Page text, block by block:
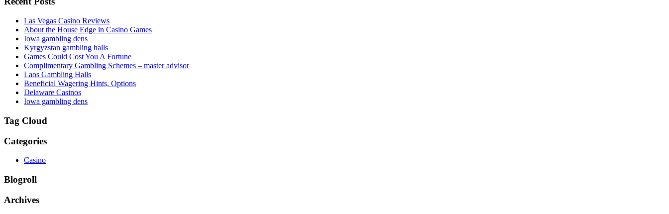
Las Vegas Casino Reviews
About the House Edge in Casino Games
Iowa gambling dens
Kyrgyzstan gambling halls
Games Could Cost You A Fortune
Complimentary Gambling Schemes – master advisor
Laos Gambling Halls
Beneficial Wagering Hints, Options
Delaware Casinos
Iowa gambling dens
Tag Cloud
Categories
Casino
Blogroll
Archives